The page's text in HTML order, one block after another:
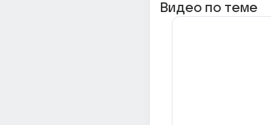
Видео по теме